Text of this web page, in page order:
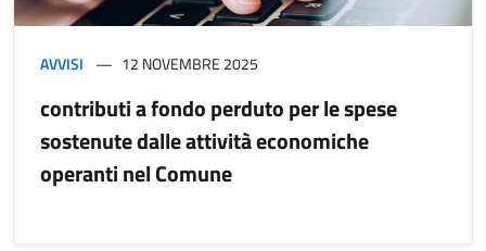
AVVISI 12 NOVEMBRE 2025
contributi a fondo perduto per le spese
sostenute dalle attività economiche
operanti nel Comune